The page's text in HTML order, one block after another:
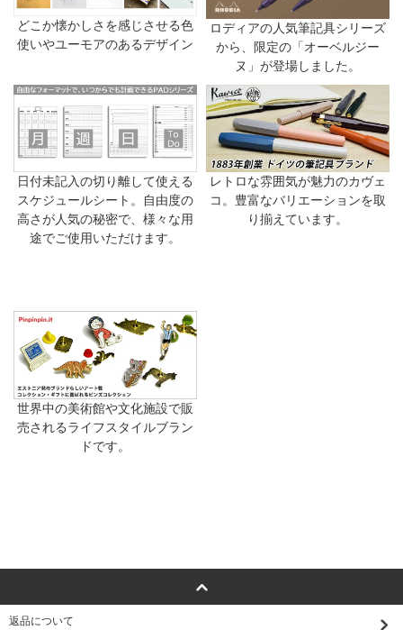
どこか懐かしさを感じさせる色
使いやユーモアのあるデザイン
ロディアの人気筆記具シリーズ
から、限定の「オーベルジー
ヌ」が登場しました。
日付未記入の切り離して使える
スケジュールシート。自由度の
高さが人気の秘密で、様々な用
途でご使用いただけます。
レトロな雰囲気が魅力のカヴェ
コ。豊富なバリエーションを取
り揃えています。
世界中の美術館や文化施設で販
売されるライフスタイルブラン
ドです。
返品について